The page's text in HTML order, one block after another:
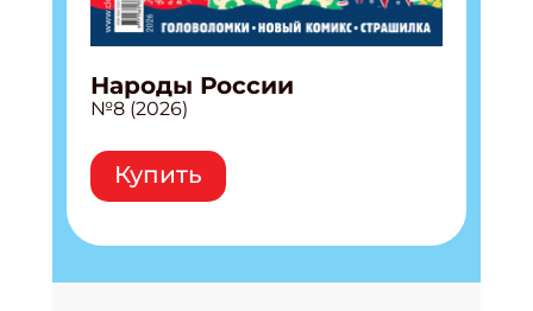
Народы России
№8 (2026)
Купить
Подпишись на рассылку